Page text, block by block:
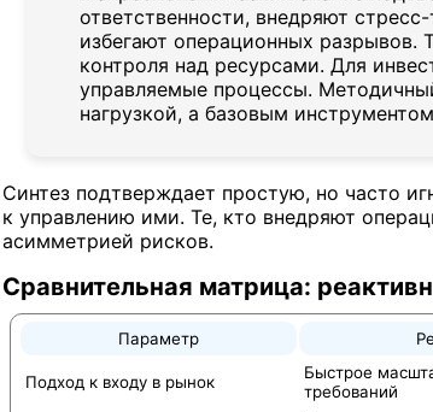
ответственности, внедряют
избегают операционных разрывов.
контроля над ресурсами. Для
управляемые процессы.
нагрузкой, а базовым
Синтез подтверждает простую, но часто
к управлению ими. Те, кто внедряют
асимметрией рисков.
Сравнительная матрица:
Параметр
Подход к входу в рынок
Быстрое
требований